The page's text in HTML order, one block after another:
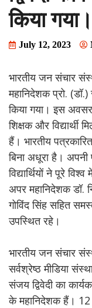
किया गया।
July 12, 2023
भारतीय जन संचार
महानिदेशक प्रो. (डॉ.)
किया गया। इस
शिक्षक और
हैं। भारतीय
बिना अधूरा है।
विद्यार्थियों ने पूरे
अपर महानिदेशक डॉ.
गोविंद सिंह सहित
उपस्थित रहे।
भारतीय जन संचार
सर्वश्रेष्ठ मीडिया
संजय द्विवेदी का
के महानिदेशक हैं। 12